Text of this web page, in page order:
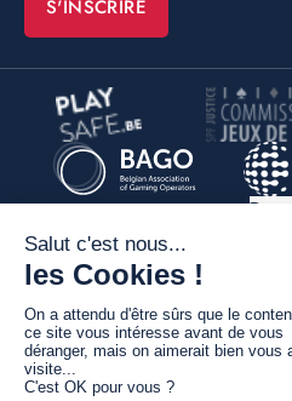
S'INSCRIRE
Conditions générales de vente